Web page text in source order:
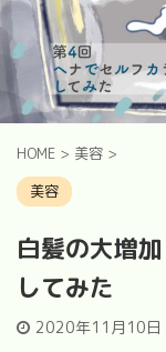
HOME > 美容 >
美容
白髪の大増
してみた
2020年11月10日